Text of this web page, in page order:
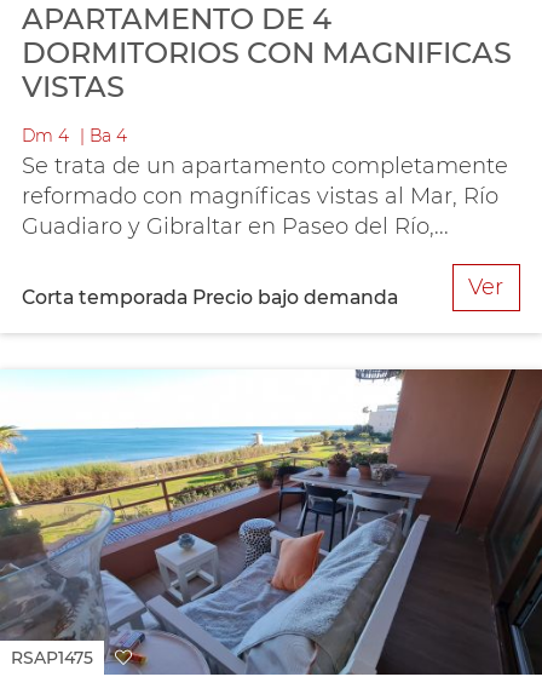
APARTAMENTO DE 4
DORMITORIOS CON MAGNIFICAS
VISTAS
Dm 4 Ba 4
Se trata de un apartamento completamente
reformado con magníficas vistas al Mar, Río
Guadiaro y Gibraltar en Paseo del Río,...
Corta temporada Precio bajo demanda Ver
RSAP1475